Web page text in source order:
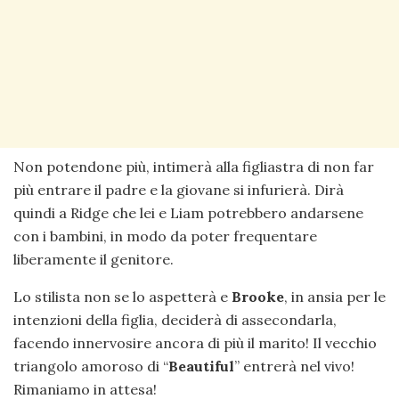
Non potendone più, intimerà alla figliastra di non far
più entrare il padre e la giovane si infurierà. Dirà
quindi a Ridge che lei e Liam potrebbero andarsene
con i bambini, in modo da poter frequentare
liberamente il genitore.
Lo stilista non se lo aspetterà e Brooke, in ansia per le
intenzioni della figlia, deciderà di assecondarla,
facendo innervosire ancora di più il marito! Il vecchio
triangolo amoroso di “Beautiful” entrerà nel vivo!
Rimaniamo in attesa!